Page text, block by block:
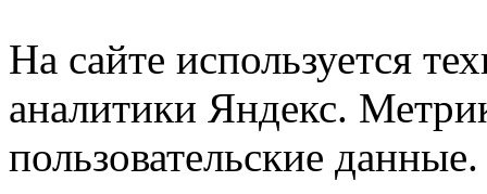
На сайте используется
аналитики Яндекс.
пользовательские